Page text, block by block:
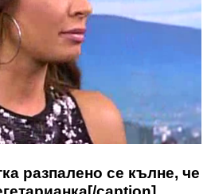
разпалено се кълне, че